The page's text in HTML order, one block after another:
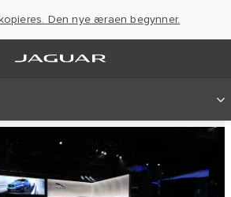
Den nye æraen begynner.